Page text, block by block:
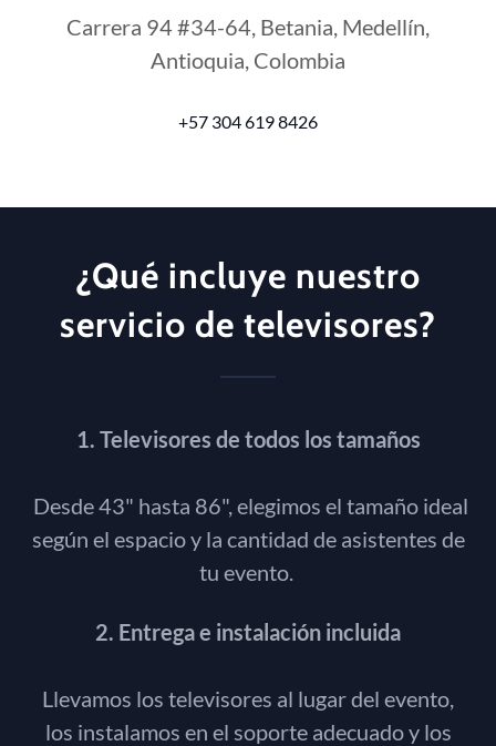
Carrera 94 #34-64, Betania, Medellín,
Antioquia, Colombia
+57 304 619 8426
¿Qué incluye nuestro
servicio de televisores?
1. Televisores de todos los tamaños
Desde 43" hasta 86", elegimos el tamaño ideal
según el espacio y la cantidad de asistentes de
tu evento.
2. Entrega e instalación incluida
Llevamos los televisores al lugar del evento,
los instalamos en el soporte adecuado y los